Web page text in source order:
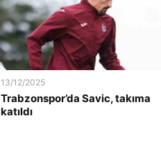
13/12/2025
Trabzonspor’da Savic, takıma
katıldı